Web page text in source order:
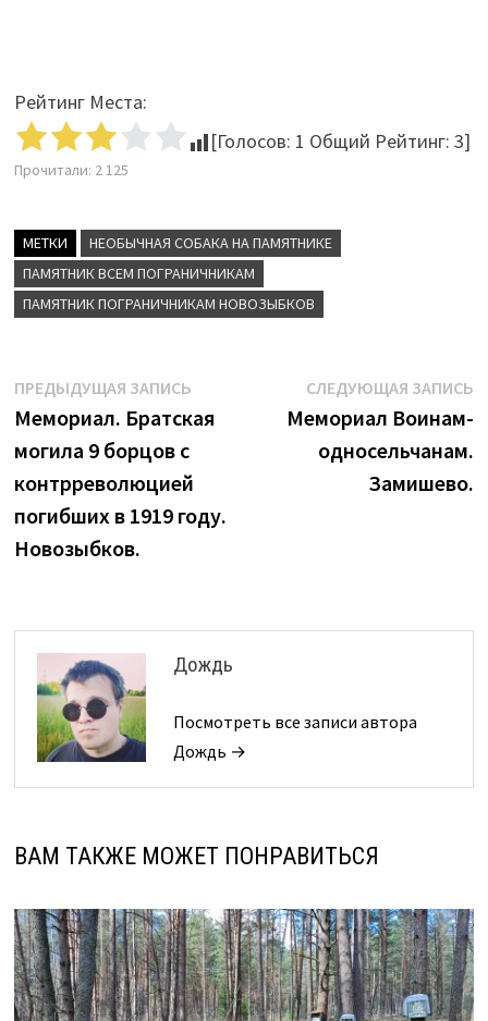
Рейтинг Места:
[Голосов: 1 Общий Рейтинг: 3]
Прочитали: 2 125
МЕТКИ
НЕОБЫЧНАЯ СОБАКА НА ПАМЯТНИКЕ
ПАМЯТНИК ВСЕМ ПОГРАНИЧНИКАМ
ПАМЯТНИК ПОГРАНИЧНИКАМ НОВОЗЫБКОВ
Навигация
по
записям
ПРЕДЫДУЩАЯ ЗАПИСЬПредыдущая
запись:
Мемориал. Братская
могила 9 борцов с
контрреволюцией
погибших в 1919 году.
Новозыбков.
СЛЕДУЮЩАЯ ЗАПИСЬ
Мемориал Воинам-
односельчанам.
Замишево.
Дождь
Посмотреть все записи автора
Дождь →
ВАМ ТАКЖЕ МОЖЕТ ПОНРАВИТЬСЯ